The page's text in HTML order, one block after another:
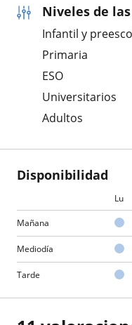
Niveles de
Infantil y
Primaria
ESO
Universitarios
Adultos
Disponibilidad
Lu
Mañana
Mediodía
Tarde